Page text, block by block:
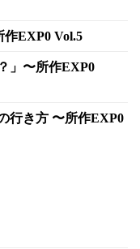
作EXP0 Vol.5
」〜所作EXP0
行き方 〜所作EXP0